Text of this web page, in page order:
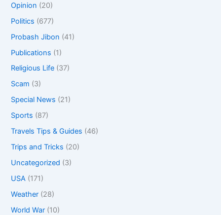
Opinion (20)
Politics (677)
Probash Jibon (41)
Publications (1)
Religious Life (37)
Scam (3)
Special News (21)
Sports (87)
Travels Tips & Guides (46)
Trips and Tricks (20)
Uncategorized (3)
USA (171)
Weather (28)
World War (10)